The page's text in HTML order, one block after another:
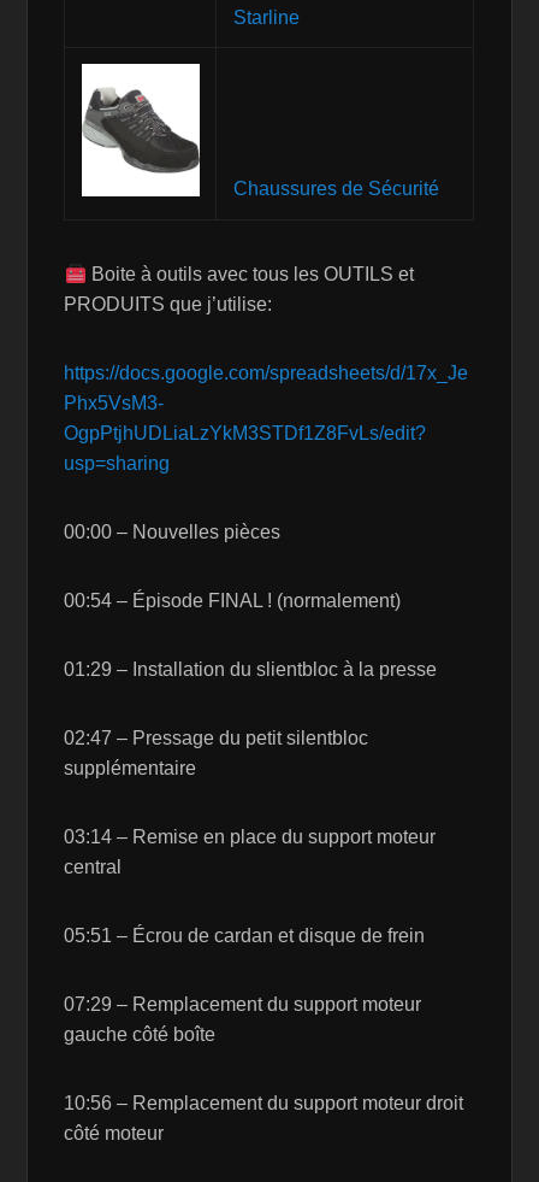
Starline
Chaussures de Sécurité
Boite à outils avec tous les OUTILS et
PRODUITS que j’utilise:
https://docs.google.com/spreadsheets/d/17x_Je
Phx5VsM3-
OgpPtjhUDLiaLzYkM3STDf1Z8FvLs/edit?
usp=sharing
00:00 – Nouvelles pièces
00:54 – Épisode FINAL ! (normalement)
01:29 – Installation du slientbloc à la presse
02:47 – Pressage du petit silentbloc
supplémentaire
03:14 – Remise en place du support moteur
central
05:51 – Écrou de cardan et disque de frein
07:29 – Remplacement du support moteur
gauche côté boîte
10:56 – Remplacement du support moteur droit
côté moteur